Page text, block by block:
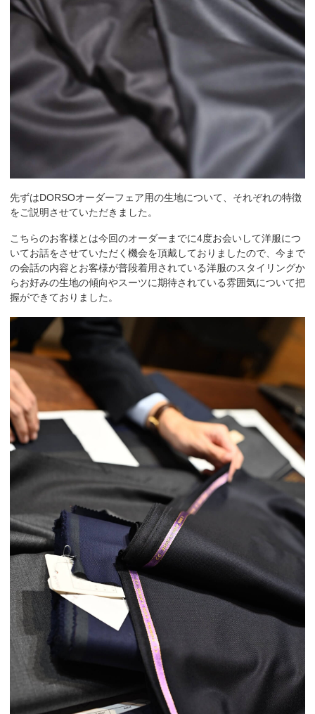
先ずはDORSOオーダーフェア用の生地について、それぞれの特徴
をご説明させていただきました。
こちらのお客様とは今回のオーダーまでに4度お会いして洋服につ
いてお話をさせていただく機会を頂戴しておりましたので、今まで
の会話の内容とお客様が普段着用されている洋服のスタイリングか
らお好みの生地の傾向やスーツに期待されている雰囲気について把
握ができておりました。